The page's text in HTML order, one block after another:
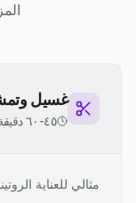
غسيل
٤٥-٦٠ دقيقة
مثالي للعناية